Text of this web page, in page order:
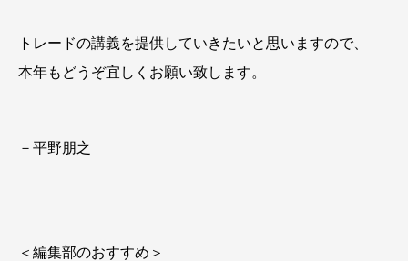
トレードの講義を提供していきたいと思いますので、
本年もどうぞ宜しくお願い致します。
－平野朋之
＜編集部のおすすめ＞